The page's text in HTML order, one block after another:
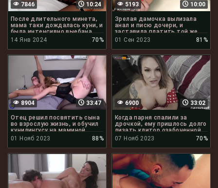
10:24
7846
После длительного минета,
мама таки дождалась куни, и
была интенсивно выебана
14 Янв 2024
70%
10:00
5193
Зрелая дамочка вылизала
анал и писю дочери, и
заставила платить той же
монетой
01 Сен 2023 81%
33:47
8904
Отец решил посвятить сына
во взрослую жизнь, и обучил
кунилингусу на маминой
киске
01 Нояб 2023 88%
33:02
6900
Когда парня спалили за
дрочкой, ему пришлось долго
лизать клитор озабоченной
маме
07 Нояб 2023 70%